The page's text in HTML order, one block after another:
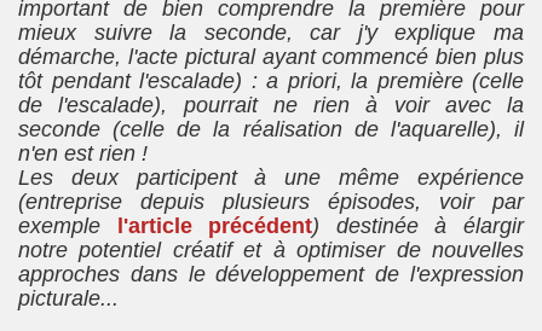
important de bien comprendre la première pour
mieux suivre la seconde, car j'y explique ma
démarche, l'acte pictural ayant commencé bien plus
tôt pendant l'escalade) : a priori, la première (celle
de l'escalade), pourrait ne rien à voir avec la
seconde (celle de la réalisation de l'aquarelle), il
n'en est rien !
Les deux participent à une même expérience
(entreprise depuis plusieurs épisodes, voir par
exemple
l'article précédent) destinée à élargir
notre potentiel créatif et à optimiser de nouvelles
approches dans le développement de l'expression
picturale...